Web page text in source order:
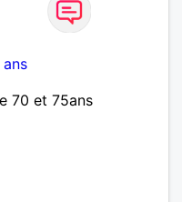
70 et 75ans